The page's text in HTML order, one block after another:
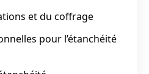
et du coffrage
pour l’étanchéité